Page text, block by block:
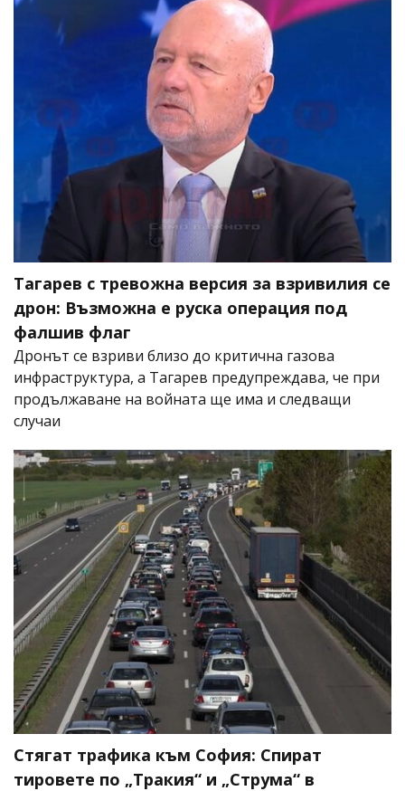
Тагарев с тревожна версия за взривилия се
дрон: Възможна е руска операция под
фалшив флаг
Дронът се взриви близо до критична газова
инфраструктура, а Тагарев предупреждава, че при
продължаване на войната ще има и следващи
случаи
Стягат трафика към София: Спират
тировете по „Тракия“ и „Струма“ в